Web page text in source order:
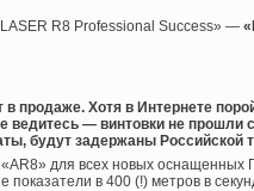
R8 Professional Success» —
продаже. Хотя в Интернете
— винтовки не прошли
будут задержаны Российской
для всех новых оснащенных
показатели в 400 (!) метров в